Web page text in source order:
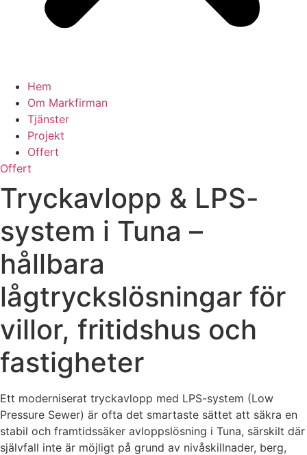
Hem
Om Markfirman
Tjänster
Projekt
Offert
Offert
Tryckavlopp & LPS-
system i Tuna –
hållbara
lågtryckslösningar för
villor, fritidshus och
fastigheter
Ett moderniserat tryckavlopp med LPS-system (Low
Pressure Sewer) är ofta det smartaste sättet att säkra en
stabil och framtidssäker avloppslösning i Tuna, särskilt där
självfall inte är möjligt på grund av nivåskillnader, berg,